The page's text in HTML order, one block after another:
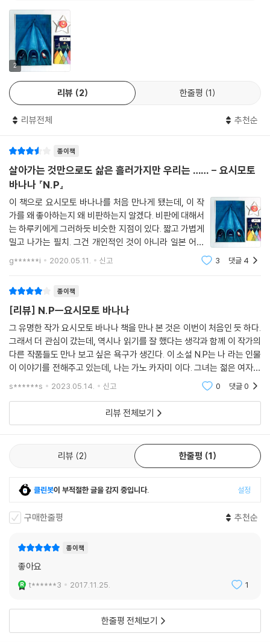
2
리뷰 2 한줄평 1
리뷰전체 추천순
종이책
살아가는 것만으로도 삶은 흘러가지만 우리는 …… - 요시모토
바나나 『N.P』
이 책으로 요시모토 바나나를 처음 만나게 됐는데, 이 작
가를 왜 좋아하는지 왜 비판하는지 알겠다. 비판에 대해서
는 하루키에게 그러하듯 비슷한 지점이 있다. 짧고 가볍게
밀고 나가는 필치. 그건 개인적인 것이 아니라 일본 어투
와 결합된 일본 문화 특유의 휘발적인 단상조라 해야 하지
않을까. 이들이 자주 담는 기담과 공포까지 포함해서. 스
g******i 2020.05.11. 신고 3 댓글 4
종이책
[리뷰] N.Pㅡ요시모토 바나나
그 유명한 작가 요시모토 바나나 책을 만나 본 것은 이번이 처음인 듯 하다.
그래서 더 관심이 갔는데, 역시나 읽기를 잘 했다는 생각과 함께 이 작가의
다른 작품들도 만나 보고 싶은 욕구가 생긴다. 이 소설 N.P는 나 라는 인물
이 이야기를 전해주고 있는데, 나는 가노 카자미 이다. 그녀는 젊은 여자와
바람이 나서 자신의 어머니와 헤어져 집을 나간 아버지 때문에 어린시절
s******s 2023.05.14. 신고 0 댓글0
리뷰 전체보기
리뷰 2 한줄평 1
클린봇이 부적절한 글을 감지 중입니다. 설정
구매한줄평 추천순
종이책
좋아요
t******3 2017.11.25. 1
한줄평 전체보기